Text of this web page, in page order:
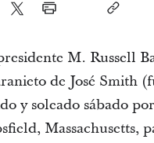
M. Russell
de José Smith
y soleado sábado
Massachusetts,